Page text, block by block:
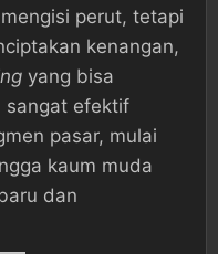
perut, tetapi
kenangan,
yang bisa
sangat efektif
pasar, mulai
kaum muda
dan